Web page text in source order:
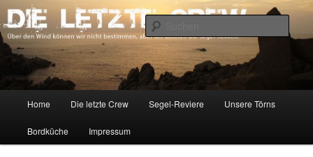
Zum
primären
Inhalt
springen
Zum
sekundären
Inhalt
springenDIE LETZTE CREW
Über den Wind können wir nicht bestimmen, aber wir können die Segel
richten.
Home Die letzte Crew Segel-Reviere Unsere Törns
Bordküche Impressum